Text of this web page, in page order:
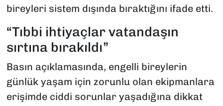
bireyleri sistem dışında bıraktığını ifade etti.
“Tıbbi ihtiyaçlar vatandaşın
sırtına bırakıldı”
Basın açıklamasında, engelli bireylerin
günlük yaşam için zorunlu olan ekipmanlara
erişimde ciddi sorunlar yaşadığına dikkat